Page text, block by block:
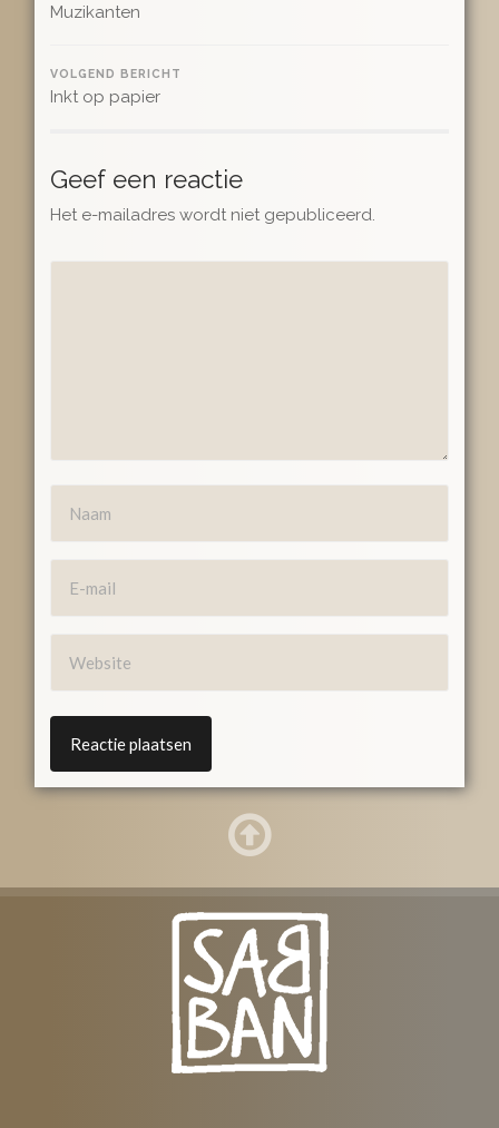
Muzikanten
VOLGEND BERICHT
Inkt op papier
Geef een reactie
Het e-mailadres wordt niet gepubliceerd.